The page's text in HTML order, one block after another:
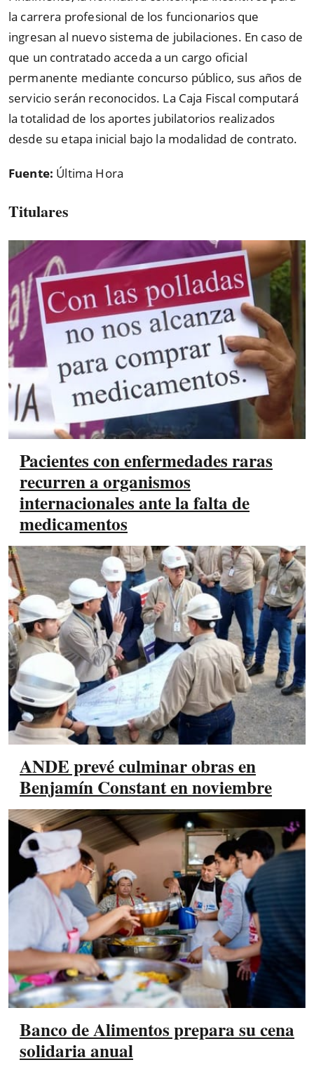
la carrera profesional de los funcionarios que
ingresan al nuevo sistema de jubilaciones. En caso de
que un contratado acceda a un cargo oficial
permanente mediante concurso público, sus años de
servicio serán reconocidos. La Caja Fiscal computará
la totalidad de los aportes jubilatorios realizados
desde su etapa inicial bajo la modalidad de contrato.
Fuente: Última Hora
Titulares
Pacientes con enfermedades raras
recurren a organismos
internacionales ante la falta de
medicamentos
ANDE prevé culminar obras en
Benjamín Constant en noviembre
Banco de Alimentos prepara su cena
solidaria anual